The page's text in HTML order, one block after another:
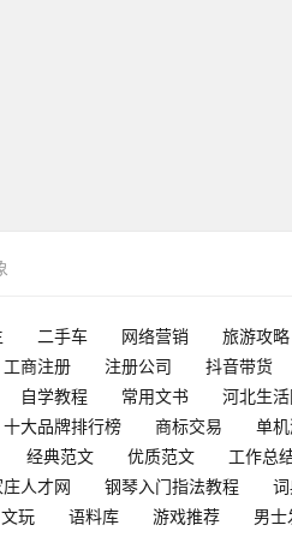
二手车 网络营销 旅游攻略
工商注册 注册公司 抖音带货
自学教程 常用文书 河北生
十大品牌排行榜 商标交易 单
经典范文 优质范文 工作总
人才网 钢琴入门指法教程
文玩 语料库 游戏推荐 男士